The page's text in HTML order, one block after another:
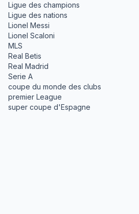
Ligue des champions
Ligue des nations
Lionel Messi
Lionel Scaloni
MLS
Real Betis
Real Madrid
Serie A
coupe du monde des clubs
premier League
super coupe d'Espagne